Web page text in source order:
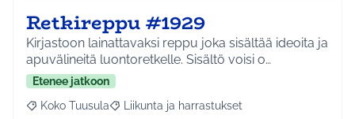
Retkireppu #1929
Kirjastoon lainattavaksi reppu joka sisältää ideoita ja
apuvälineitä luontoretkelle. Sisältö voisi o…
Etenee jatkoon
Rajaa tulokset aihepiirin mukaan: Koko Tuusula
Koko Tuusula Rajaa tulokset teeman mukaan: Liikunta ja
Liikunta ja harrastukset